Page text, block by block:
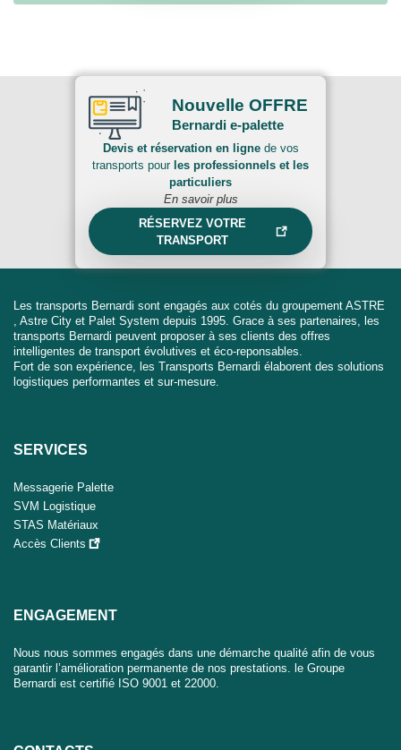
Nouvelle OFFRE
Bernardi e-palette
Devis et réservation en lignede vos
transports pour les professionnels et les
particuliers
En savoir plus
RÉSERVEZ VOTRE
TRANSPORT
Les transports Bernardi sont engagés aux cotés du groupement ASTRE
, Astre City et Palet System depuis 1995. Grace à ses partenaires, les
transports Bernardi peuvent proposer à ses clients des offres
intelligentes de transport évolutives et éco-reponsables.
Fort de son expérience, les Transports Bernardi élaborent des solutions
logistiques performantes et sur-mesure.
SERVICES
Messagerie Palette
SVM Logistique
STAS Matériaux
Accès Clients
ENGAGEMENT
Nous nous sommes engagés dans une démarche qualité afin de vous
garantir l’amélioration permanente de nos prestations. le Groupe
Bernardi est certifié ISO 9001 et 22000.